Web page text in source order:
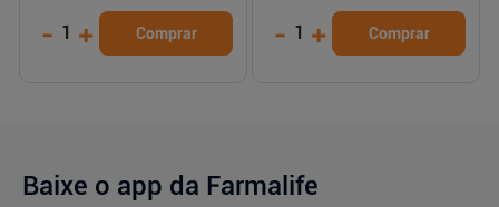
- 1 + Comprar - 1 + Comprar
Baixe o app da Farmalife